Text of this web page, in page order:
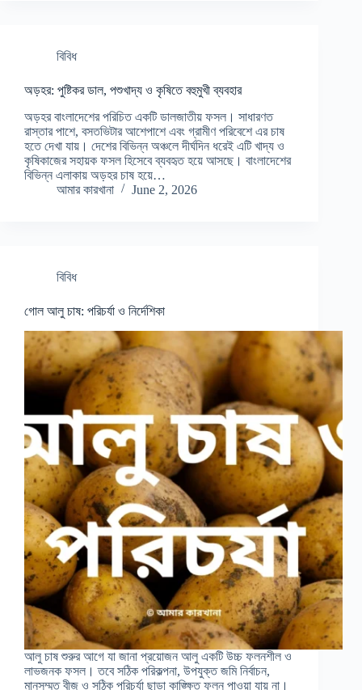
বিবিধ
অড়হর: পুষ্টিকর ডাল, পশুখাদ্য ও কৃষিতে বহুমুখী ব্যবহার
অড়হর বাংলাদেশের পরিচিত একটি ডালজাতীয় ফসল। সাধারণত
রাস্তার পাশে, বসতভিটার আশেপাশে এবং গ্রামীণ পরিবেশে এর চাষ
হতে দেখা যায়। দেশের বিভিন্ন অঞ্চলে দীর্ঘদিন ধরেই এটি খাদ্য ও
কৃষিকাজের সহায়ক ফসল হিসেবে ব্যবহৃত হয়ে আসছে। বাংলাদেশের
বিভিন্ন এলাকায় অড়হর চাষ হয়ে…
আমার কারখানা
June 2, 2026
বিবিধ
গোল আলু চাষ: পরিচর্যা ও নির্দেশিকা
আলু চাষ শুরুর আগে যা জানা প্রয়োজন আলু একটি উচ্চ ফলনশীল ও
লাভজনক ফসল। তবে সঠিক পরিকল্পনা, উপযুক্ত জমি নির্বাচন,
মানসম্মত বীজ ও সঠিক পরিচর্যা ছাড়া কাঙ্ক্ষিত ফলন পাওয়া যায় না।